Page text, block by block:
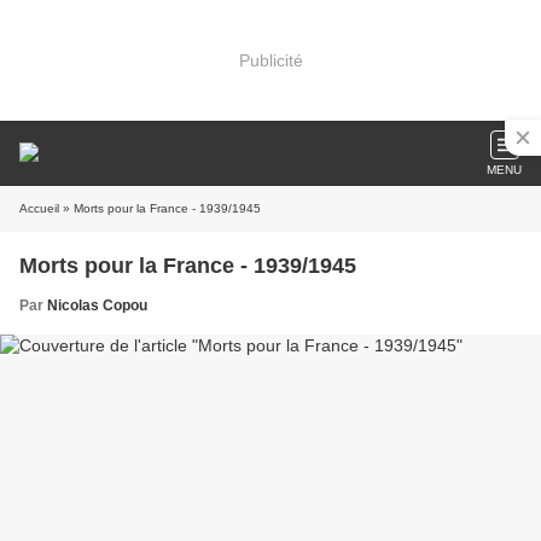
Publicité
MENU
Accueil » Morts pour la France - 1939/1945
Morts pour la France - 1939/1945
Par Nicolas Copou